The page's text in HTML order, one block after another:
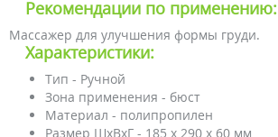
Рекомендации по применению:
Массажер для улучшения формы груди.
Характеристики:
Тип - Ручной
Зона применения - бюст
Материал - полипропилен
Размер ШхВхГ - 185 х 290 х 60 мм